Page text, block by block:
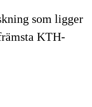
som ligger
KTH-